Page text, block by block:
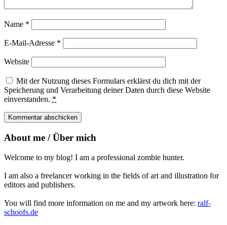
Name *
E-Mail-Adresse *
Website
Mit der Nutzung dieses Formulars erklärst du dich mit der
Speicherung und Verarbeitung deiner Daten durch diese Website
einverstanden. *
About me / Über mich
Welcome to my blog! I am a professional zombie hunter.
I am also a freelancer working in the fields of art and illustration for
editors and publishers.
You will find more information on me and my artwork here: ralf-
schoofs.de